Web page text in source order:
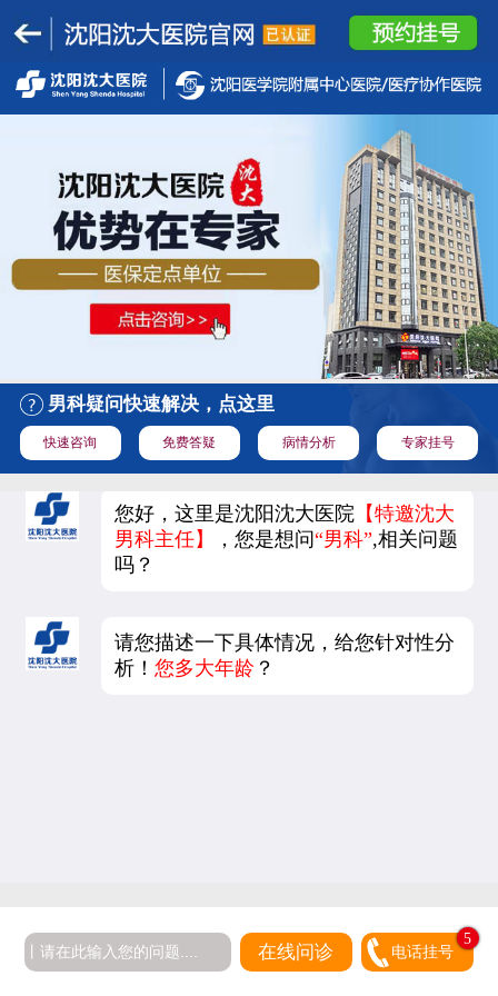
男科疑问快速解决，点这里
快速咨询 免费答疑 病情分析 专家挂号
您好，这里是沈阳沈大医院 【特邀沈大
男科主任】
，您是想问“男科”,相关问题
吗？
请您描述一下具体情况，给您针对性分
析！您多大年龄 ？
在线问诊 电话挂号
5